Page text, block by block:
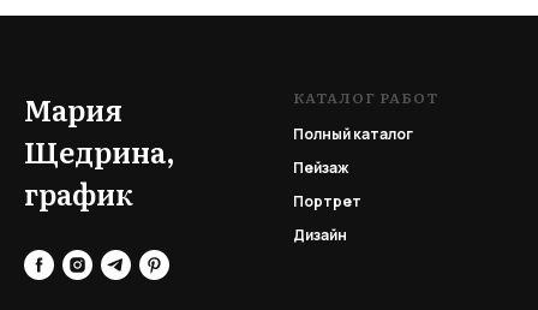
Мария
Щедрина,
график
КАТАЛОГ РАБОТ
Полный каталог
Пейзаж
Портрет
Дизайн